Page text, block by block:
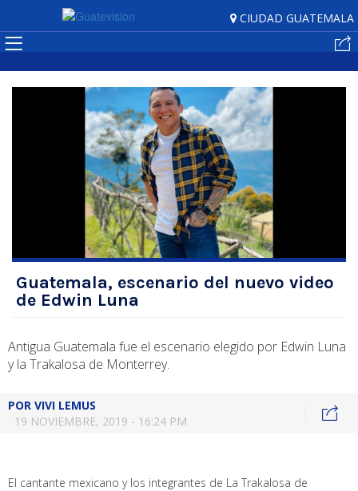
Noticias
Espectáculos
En
Vivo
CIUDAD GUATEMALA
Guatemala, escenario del nuevo video
de Edwin Luna
Antigua Guatemala fue el escenario elegido por Edwin Luna
y la Trakalosa de Monterrey.
POR VIVI LEMUS
19 NOVIEMBRE, 2019 - 16:24 PM
El cantante mexicano y los integrantes de La Trakalosa de